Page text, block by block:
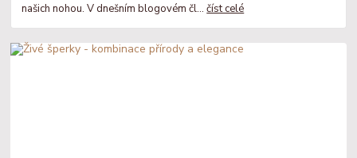
našich nohou. V dnešním blogovém čl...číst celé